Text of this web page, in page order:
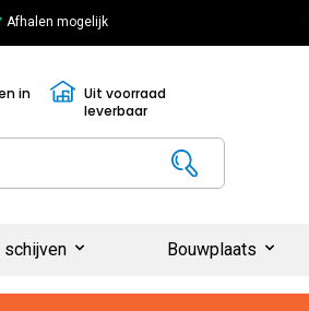
Afhalen mogelijk
in
Uit voorraad
leverbaar
schijven Bouwplaats